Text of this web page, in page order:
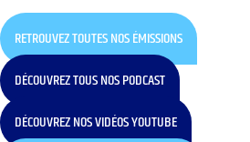
RETROUVEZ TOUTES NOS ÉMISSIONS
DÉCOUVREZ TOUS NOS PODCAST
DÉCOUVREZ NOS VIDÉOS YOUTUBE